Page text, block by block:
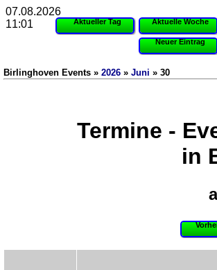
Aktueller Tag Aktuelle Woche
Neuer Eintrag
Birlinghoven Events » 2026 » Juni » 30
Termine -
in
07.08.2026
11:01